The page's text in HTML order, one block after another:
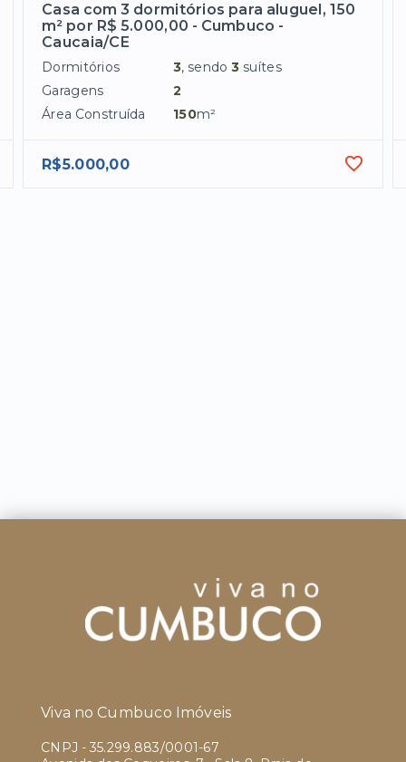
Casa com 3 dormitórios para aluguel, 150
m² por R$ 5.000,00 - Cumbuco -
Caucaia/CE
Dormitórios 3, sendo3 suítes
Garagens
2
Área Construída
150m²
R$5.000,00
Viva no Cumbuco Imóveis
CNPJ - 35.299.883/0001-67